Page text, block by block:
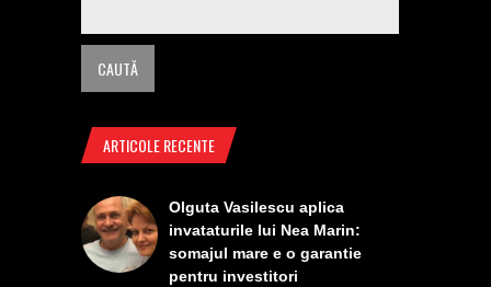
ARTICOLE RECENTE
Olguta Vasilescu aplica
invataturile lui Nea Marin:
somajul mare e o garantie
pentru investitori